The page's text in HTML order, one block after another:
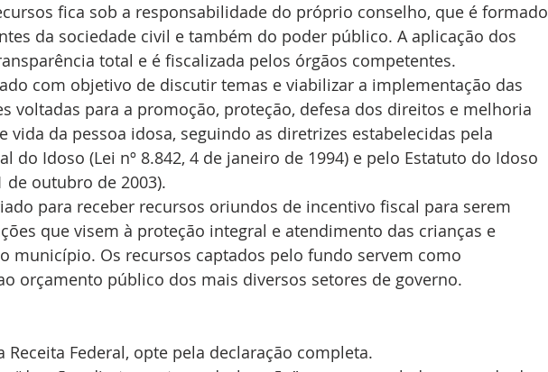
fica sob a responsabilidade do próprio conselho, que é formado
da sociedade civil e também do poder público. A aplicação dos
total e é fiscalizada pelos órgãos competentes.
com objetivo de discutir temas e viabilizar a implementação das
voltadas para a promoção, proteção, defesa dos direitos e melhoria
vida da pessoa idosa, seguindo as diretrizes estabelecidas pela
do Idoso (Lei nº 8.842, 4 de janeiro de 1994) e pelo Estatuto do Idoso
de outubro de 2003).
para receber recursos oriundos de incentivo fiscal para serem
que visem à proteção integral e atendimento das crianças e
município. Os recursos captados pelo fundo servem como
orçamento público dos mais diversos setores de governo.
Receita Federal, opte pela declaração completa.